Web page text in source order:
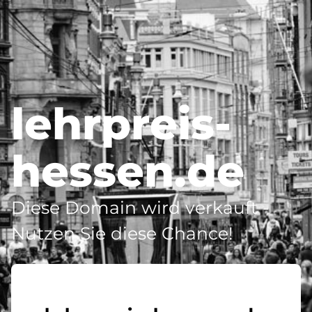
lehrpreis-
hessen.de
Diese Domain wird verkauft -
Nutzen Sie diese Chance!